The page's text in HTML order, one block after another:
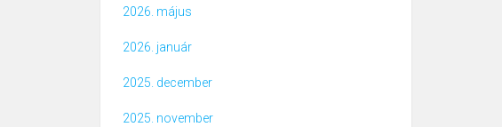
2026. május
2026. január
2025. december
2025. november